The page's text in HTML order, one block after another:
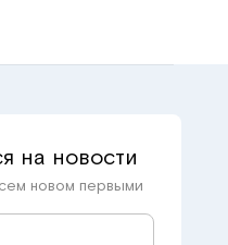
на новости
новом первыми